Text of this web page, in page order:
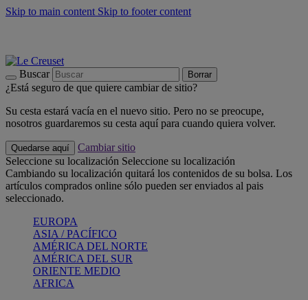
Skip to main content Skip to footer content
Buscar Borrar
¿Está seguro de que quiere cambiar de sitio?
Su cesta estará vacía en el nuevo sitio. Pero no se preocupe,
nosotros guardaremos su cesta aquí para cuando quiera volver.
Quedarse aquí
Cambiar sitio
Seleccione su localización Seleccione su localización
Cambiando su localización quitará los contenidos de su bolsa. Los
artículos comprados online sólo pueden ser enviados al pais
seleccionado.
EUROPA
ASIA / PACÍFICO
AMÉRICA DEL NORTE
AMÉRICA DEL SUR
ORIENTE MEDIO
AFRICA